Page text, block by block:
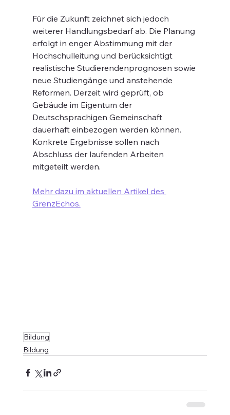
Für die Zukunft zeichnet sich jedoch
weiterer Handlungsbedarf ab. Die Planung
erfolgt in enger Abstimmung mit der
Hochschulleitung und berücksichtigt
realistische Studierendenprognosen sowie
neue Studiengänge und anstehende
Reformen. Derzeit wird geprüft, ob
Gebäude im Eigentum der
Deutschsprachigen Gemeinschaft
dauerhaft einbezogen werden können.
Konkrete Ergebnisse sollen nach
Abschluss der laufenden Arbeiten
mitgeteilt werden.
Mehr dazu im aktuellen Artikel des
GrenzEchos.
Bildung
Bildung